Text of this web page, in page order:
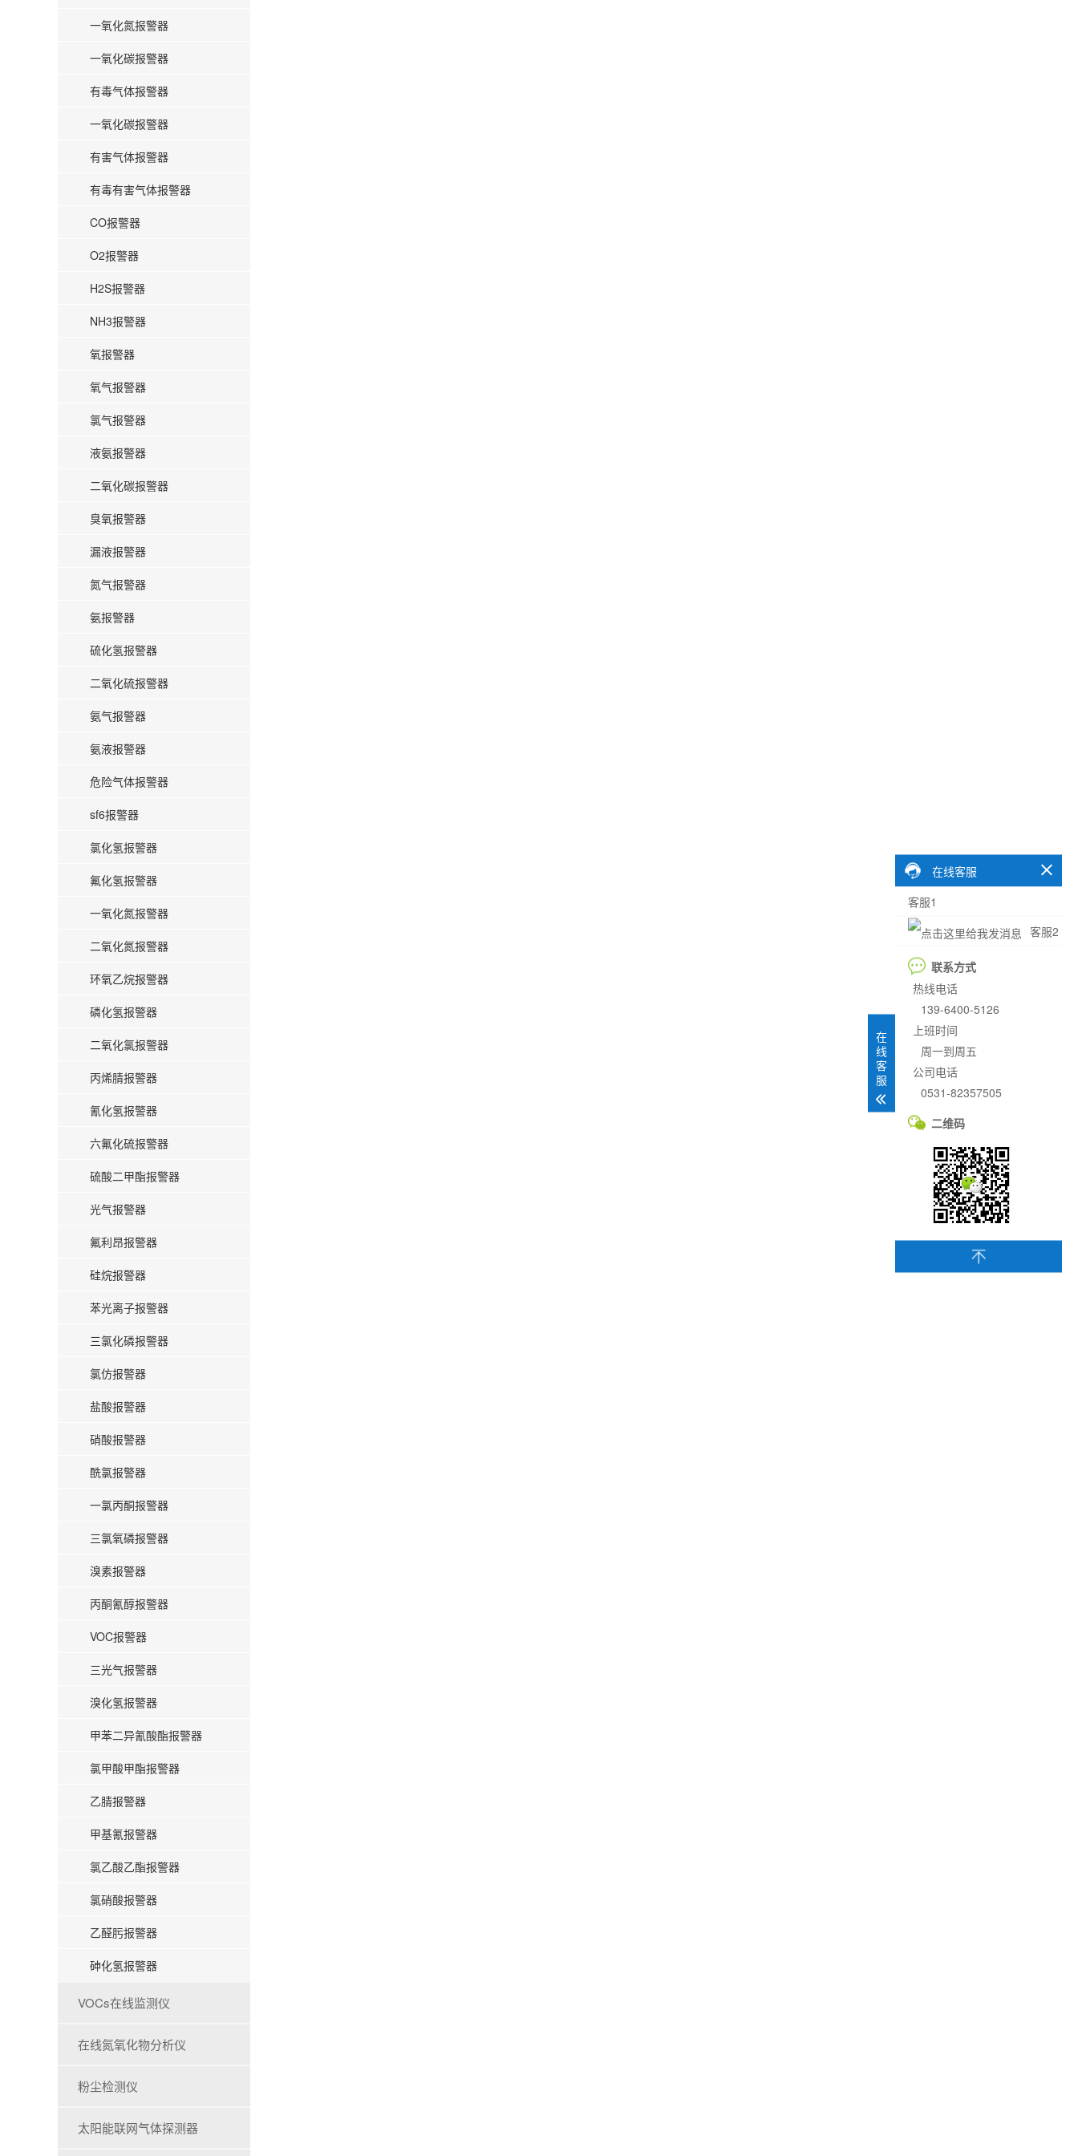
一氧化氮报警器
一氧化碳报警器
有毒气体报警器
一氧化碳报警器
有害气体报警器
有毒有害气体报警器
CO报警器
O2报警器
H2S报警器
NH3报警器
氧报警器
氧气报警器
氯气报警器
液氨报警器
二氧化碳报警器
臭氧报警器
漏液报警器
氮气报警器
氨报警器
硫化氢报警器
二氧化硫报警器
氨气报警器
氨液报警器
危险气体报警器
sf6报警器
氯化氢报警器
氟化氢报警器
一氧化氮报警器
二氧化氮报警器
环氧乙烷报警器
磷化氢报警器
二氧化氯报警器
丙烯腈报警器
氰化氢报警器
六氟化硫报警器
硫酸二甲酯报警器
光气报警器
氟利昂报警器
硅烷报警器
苯光离子报警器
三氯化磷报警器
氯仿报警器
盐酸报警器
硝酸报警器
酰氯报警器
一氯丙酮报警器
三氯氧磷报警器
溴素报警器
丙酮氰醇报警器
VOC报警器
三光气报警器
溴化氢报警器
甲苯二异氰酸酯报警器
氯甲酸甲酯报警器
乙腈报警器
甲基氰报警器
氯乙酸乙酯报警器
氯硝酸报警器
乙醛肟报警器
砷化氢报警器
VOCs在线监测仪
在线氮氧化物分析仪
粉尘检测仪
太阳能联网气体探测器
在线客服
客服1
客服2
联系方式
热线电话
139-6400-5126
上班时间
周一到周五
公司电话
0531-82357505
二维码
在
线
客
服